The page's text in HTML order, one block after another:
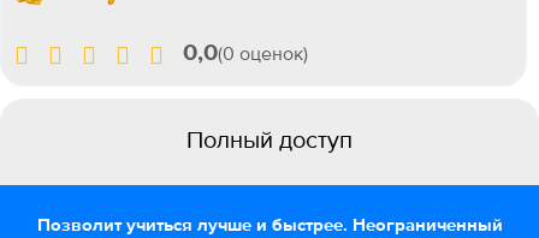
0,0(0 оценок)
Полный доступ
Позволит учиться лучше и быстрее. Неограниченный